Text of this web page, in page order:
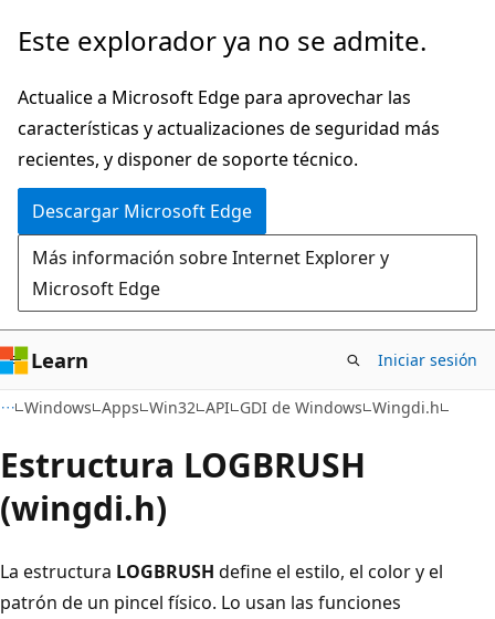
Ir
contenido
principal
Este explorador ya no se admite.
Actualice a Microsoft Edge para aprovechar las
características y actualizaciones de seguridad más
recientes, y disponer de soporte técnico.
Descargar Microsoft Edge
Más información sobre Internet Explorer y
Microsoft Edge
Learn Iniciar sesión
Windows Apps Win32 API GDI de Windows Wingdi.h
Estructura LOGBRUSH
(wingdi.h)
La estructura LOGBRUSH define el estilo, el color y el
patrón de un pincel físico. Lo usan las funciones